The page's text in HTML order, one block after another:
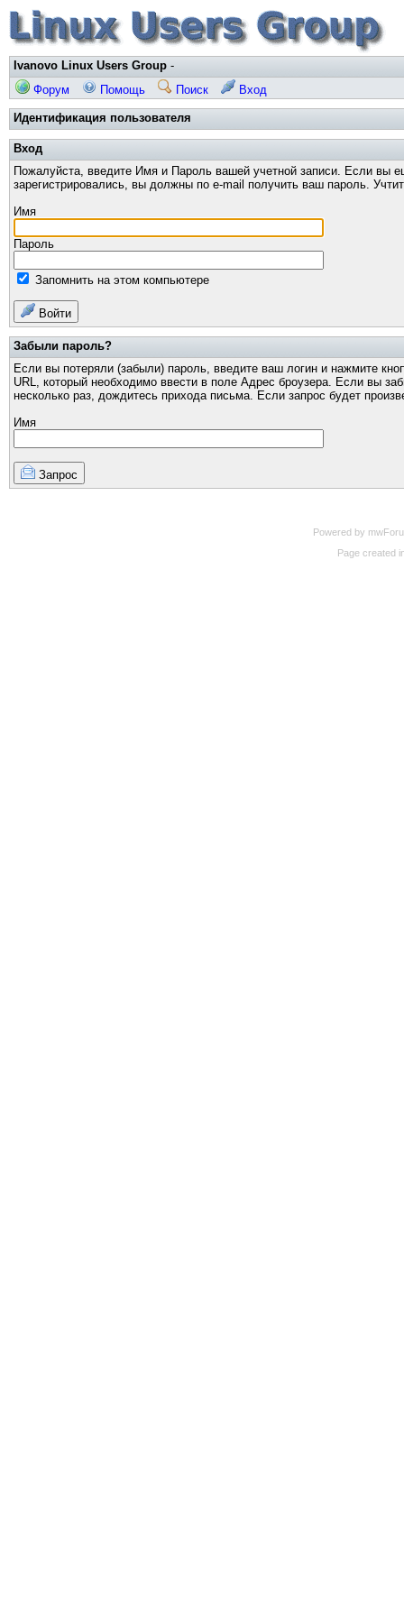
Ivanovo Linux Users Group -
Форум
Помощь Поиск Вход
Идентификация пользователя
Вход
Пожалуйста, введите Имя и Пароль вашей учетной записи. Если вы
зарегистрировались, вы должны по e-mail получить ваш пароль.
Имя
Пароль
Запомнить на этом компьютере
Войти
Забыли пароль?
Если вы потеряли (забыли) пароль, введите ваш логин и нажмите
URL, который необходимо ввести в поле Адрес броузера. Если вы
несколько раз, дождитесь прихода письма. Если запрос будет
Имя
Запрос
Powered by
Page created